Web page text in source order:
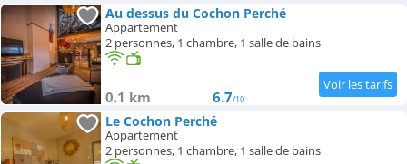
Au dessus du Cochon Perché
Appartement
2 personnes, 1 chambre, 1 salle de bains
0.1 km 6.7/10
Le Cochon Perché
Appartement
2 personnes, 1 chambre, 1 salle de bains